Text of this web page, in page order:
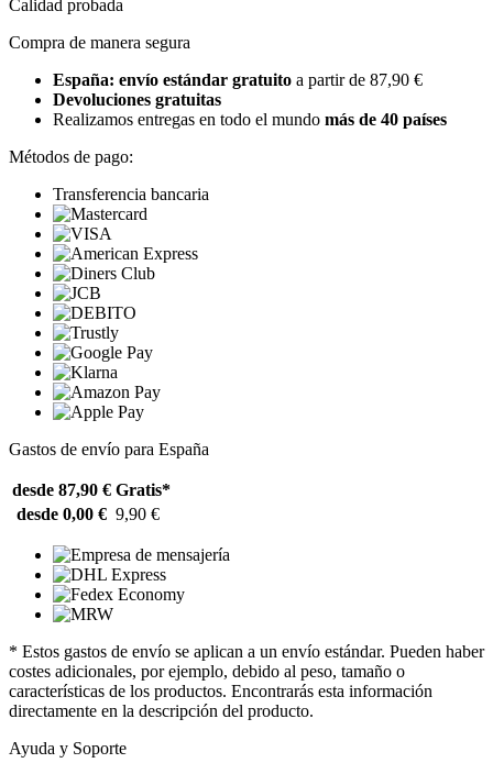
Calidad probada
Compra de manera segura
España: envío estándar gratuito a partir de 87,90 €
Devoluciones gratuitas
Realizamos entregas en todo el mundo más de 40 países
Métodos de pago:
Transferencia bancaria
Gastos de envío para España
desde 87,90 € Gratis*
desde 0,00 € 9,90 €
* Estos gastos de envío se aplican a un envío estándar. Pueden haber
costes adicionales, por ejemplo, debido al peso, tamaño o
características de los productos. Encontrarás esta información
directamente en la descripción del producto.
Ayuda y Soporte